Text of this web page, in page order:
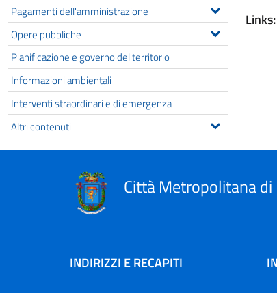
Pagamenti dell'amministrazione
Opere pubbliche
Pianificazione e governo del territorio
Informazioni ambientali
Interventi straordinari e di emergenza
Altri contenuti
Links:
Città Metropolitana di
INDIRIZZI E RECAPITI